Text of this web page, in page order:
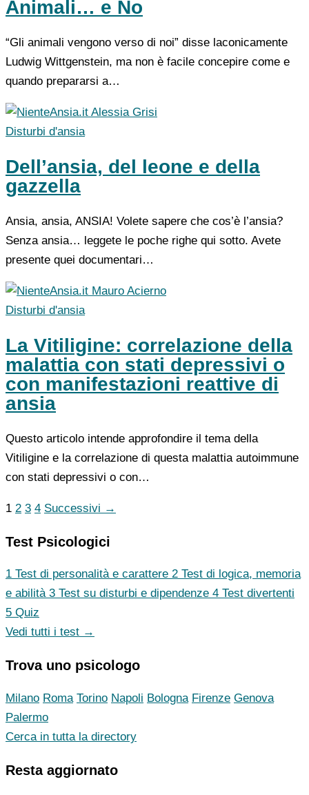
Animali… e No
“Gli animali vengono verso di noi” disse laconicamente
Ludwig Wittgenstein, ma non è facile concepire come e
quando prepararsi a…
Alessia Grisi
Disturbi d'ansia
Dell’ansia, del leone e della
gazzella
Ansia, ansia, ANSIA! Volete sapere che cos’è l’ansia?
Senza ansia… leggete le poche righe qui sotto. Avete
presente quei documentari…
Mauro Acierno
Disturbi d'ansia
La Vitiligine: correlazione della
malattia con stati depressivi o
con manifestazioni reattive di
ansia
Questo articolo intende approfondire il tema della
Vitiligine e la correlazione di questa malattia autoimmune
con stati depressivi o con…
1 2 3 4 Successivi →
Test Psicologici
1 Test di personalità e carattere 2 Test di logica, memoria
e abilità 3 Test su disturbi e dipendenze 4 Test divertenti
5 Quiz
Vedi tutti i test →
Trova uno psicologo
Milano Roma Torino Napoli Bologna Firenze Genova
Palermo
Cerca in tutta la directory
Resta aggiornato